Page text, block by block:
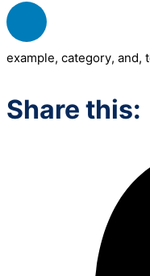
example, category, and,
Share this: